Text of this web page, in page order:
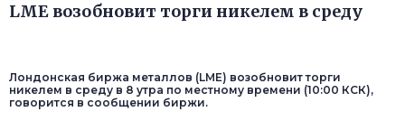
LME возобновит торги никелем в среду
Лондонская биржа металлов (LME) возобновит торги
никелем в среду в 8 утра по местному времени (10:00 КСК),
говорится в сообщении биржи.